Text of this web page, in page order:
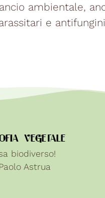
ambientale,
e
VEGETALE
biodiverso!
Astrua